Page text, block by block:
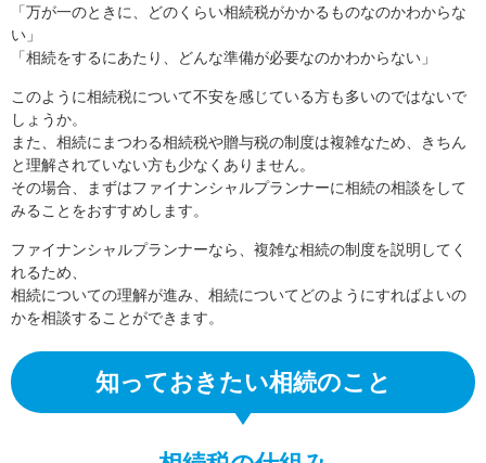
「万が一のときに、どのくらい相続税がかかるものなのかわからな
い」
「相続をするにあたり、どんな準備が必要なのかわからない」
このように相続税について不安を感じている方も多いのではないで
しょうか。
また、相続にまつわる相続税や贈与税の制度は複雑なため、きちん
と理解されていない方も少なくありません。
その場合、まずはファイナンシャルプランナーに相続の相談をして
みることをおすすめします。
ファイナンシャルプランナーなら、複雑な相続の制度を説明してく
れるため、
相続についての理解が進み、相続についてどのようにすればよいの
かを相談することができます。
知っておきたい相続のこと